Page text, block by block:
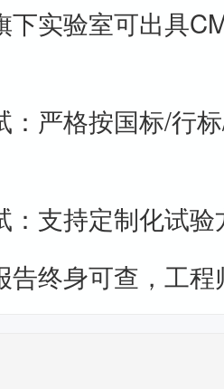
下实验室可出具
：严格按国标/行
：支持定制化试
告终身可查，工